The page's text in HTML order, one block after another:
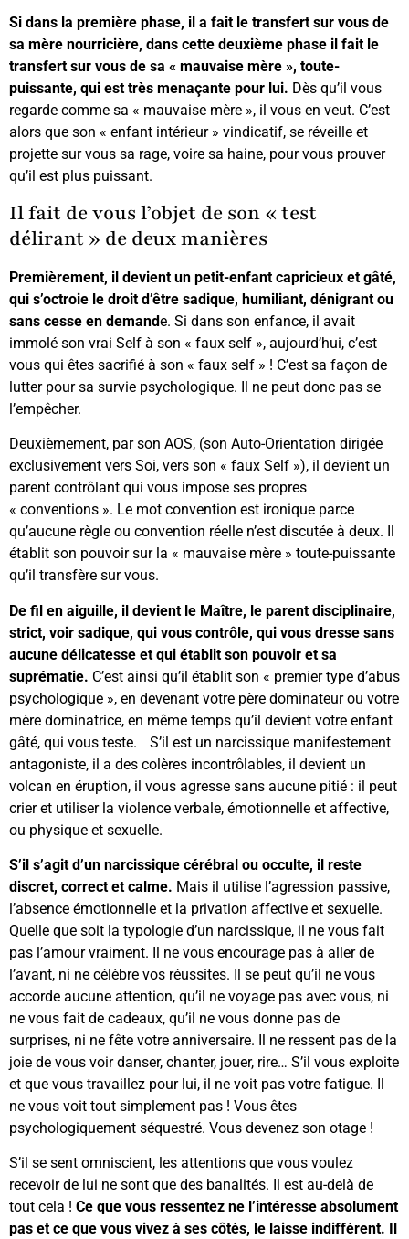
Si dans la première phase, il a fait le transfert sur vous de
sa mère nourricière, dans cette deuxième phase il fait le
transfert sur vous de sa « mauvaise mère », toute-
puissante, qui est très menaçante pour lui. Dès qu’il vous
regarde comme sa « mauvaise mère », il vous en veut. C’est
alors que son « enfant intérieur » vindicatif, se réveille et
projette sur vous sa rage, voire sa haine, pour vous prouver
qu’il est plus puissant.
Il fait de vous l’objet de son « test
délirant » de deux manières
Premièrement, il devient un petit-enfant capricieux et gâté,
qui s’octroie le droit d’être sadique, humiliant, dénigrant ou
sans cesse en demande. Si dans son enfance, il avait
immolé son vrai Self à son « faux self », aujourd’hui, c’est
vous qui êtes sacrifié à son « faux self » ! C’est sa façon de
lutter pour sa survie psychologique. Il ne peut donc pas se
l’empêcher.
Deuxièmement, par son AOS, (son Auto-Orientation dirigée
exclusivement vers Soi, vers son « faux Self »), il devient un
parent contrôlant qui vous impose ses propres
« conventions ». Le mot convention est ironique parce
qu’aucune règle ou convention réelle n’est discutée à deux. Il
établit son pouvoir sur la « mauvaise mère » toute-puissante
qu’il transfère sur vous.
De fil en aiguille, il devient le Maître, le parent disciplinaire,
strict, voir sadique, qui vous contrôle, qui vous dresse sans
aucune délicatesse et qui établit son pouvoir et sa
suprématie. C’est ainsi qu’il établit son « premier type d’abus
psychologique », en devenant votre père dominateur ou votre
mère dominatrice, en même temps qu’il devient votre enfant
gâté, qui vous teste. S’il est un narcissique manifestement
antagoniste, il a des colères incontrôlables, il devient un
volcan en éruption, il vous agresse sans aucune pitié : il peut
crier et utiliser la violence verbale, émotionnelle et affective,
ou physique et sexuelle.
S’il s’agit d’un narcissique cérébral ou occulte, il reste
discret, correct et calme. Mais il utilise l’agression passive,
l’absence émotionnelle et la privation affective et sexuelle.
Quelle que soit la typologie d’un narcissique, il ne vous fait
pas l’amour vraiment. Il ne vous encourage pas à aller de
l’avant, ni ne célèbre vos réussites. Il se peut qu’il ne vous
accorde aucune attention, qu’il ne voyage pas avec vous, ni
ne vous fait de cadeaux, qu’il ne vous donne pas de
surprises, ni ne fête votre anniversaire. Il ne ressent pas de la
joie de vous voir danser, chanter, jouer, rire… S’il vous exploite
et que vous travaillez pour lui, il ne voit pas votre fatigue. Il
ne vous voit tout simplement pas ! Vous êtes
psychologiquement séquestré. Vous devenez son otage !
S’il se sent omniscient, les attentions que vous voulez
recevoir de lui ne sont que des banalités. Il est au-delà de
tout cela ! Ce que vous ressentez ne l’intéresse absolument
pas et ce que vous vivez à ses côtés, le laisse indifférent. Il